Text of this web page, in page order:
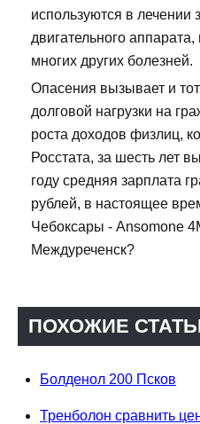
используются в лечении
двигательного
многих других болезней.
Опасения вызывает и
долговой нагрузки на
роста доходов физлиц,
Росстата, за шесть лет
году средняя зарплата
рублей, в настоящее
Чебоксары - Ansomone
Междуреченск?
ПОХОЖИЕ
Болденол 200 Псков
Тренболон сравнить